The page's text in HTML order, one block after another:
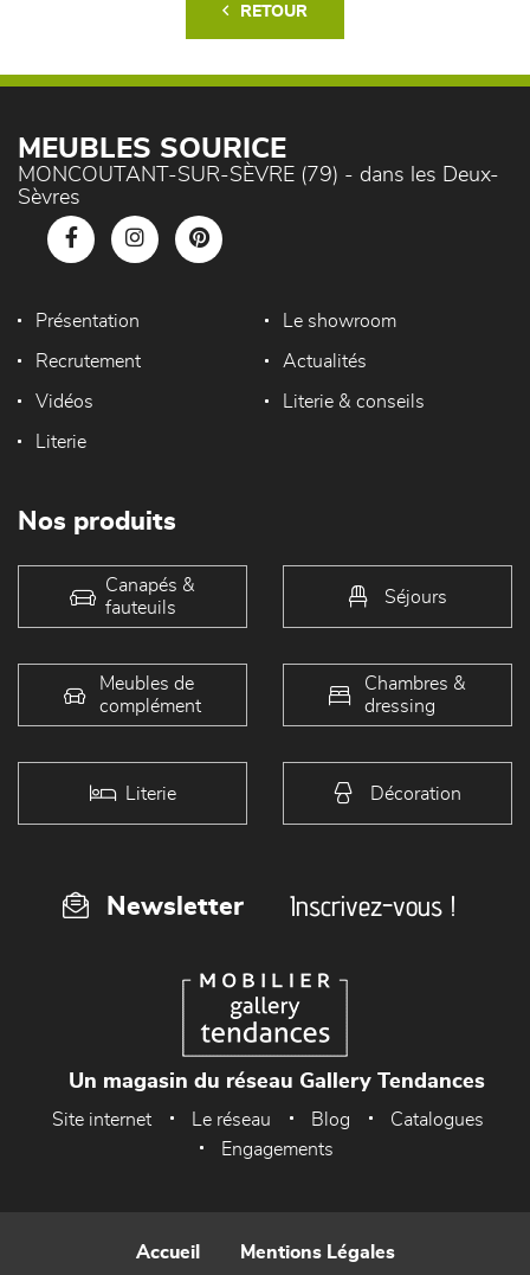
RETOUR
MEUBLES SOURICE
MONCOUTANT-SUR-SÈVRE (79) - dans les Deux-
Sèvres
Présentation Le showroom
Recrutement Actualités
Vidéos Literie & conseils
Literie
Nos produits
Canapés &
fauteuils
Séjours
Meubles de
complément
Chambres &
dressing
Literie Décoration
Newsletter Inscrivez-vous !
Un magasin du réseau Gallery Tendances
Site internet Le réseau Blog
Catalogues
Engagements
Accueil Mentions Légales